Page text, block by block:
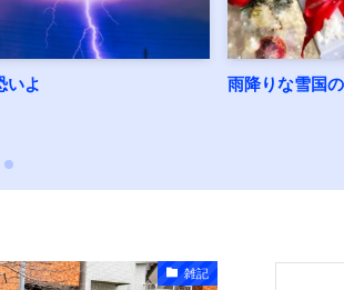
雨降りな雪国のクリスマスイブ
雑記